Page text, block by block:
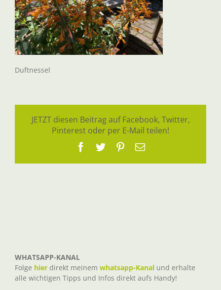
Duftnessel
JETZT diesen Beitrag auf Facebook, Twitter,
Pinterest oder per E-Mail teilen!
Facebook
TwitterPinterest
E-
WHATSAPP-KANAL
Folge hier direkt meinem whatsapp-Kanal und erhalte
alle wichtigen Tipps und Infos direkt aufs Handy!